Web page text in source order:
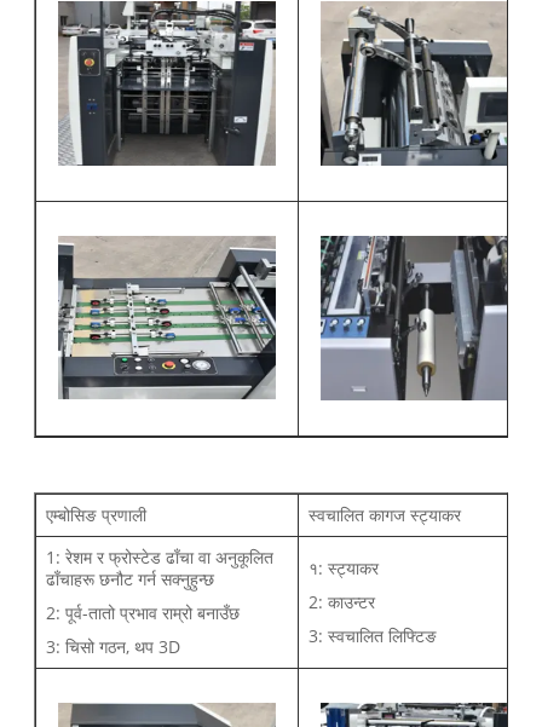
एम्बोसिङ प्रणाली
स्वचालित कागज स्ट्याकर
1: रेशम र फ्रोस्टेड ढाँचा वा अनुकूलित
ढाँचाहरू छनौट गर्न सक्नुहुन्छ
2: पूर्व-तातो प्रभाव राम्रो बनाउँछ
3: चिसो गठन, थप 3D
१: स्ट्याकर
2: काउन्टर
3: स्वचालित लिफ्टिङ